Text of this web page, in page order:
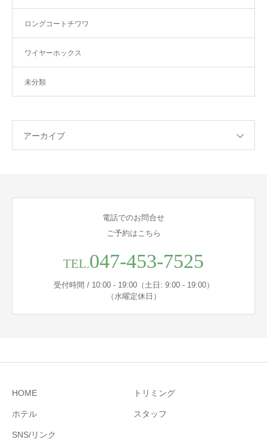
ロングコートチワワ
ワイヤーホックス
未分類
アーカイブ
電話でのお問合せ
ご予約はこちら
TEL.047-453-7525
受付時間 / 10:00 - 19:00（土日: 9:00 - 19:00）
（水曜定休日）
HOME トリミング
ホテル スタッフ
SNS/リンク